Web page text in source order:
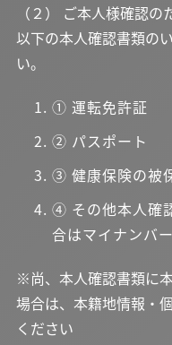
（２） ご本人様確認の
以下の本人確認書類の
い。
① 運転免許証
② パスポート
③ 健康保険の被
④ その他本人確
合はマイナンバ
※尚、本人確認書類に
場合は、本籍地情報・
ください